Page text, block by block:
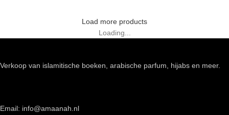
Load more products
Loading...
Verkoop van islamitische boeken, arabische parfum, hijabs en meer.
Email: info@amaanah.nl